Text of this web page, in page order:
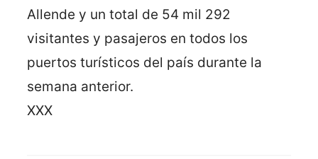
Allende y un total de 54 mil 292
visitantes y pasajeros en todos los
puertos turísticos del país durante la
semana anterior.
XXX